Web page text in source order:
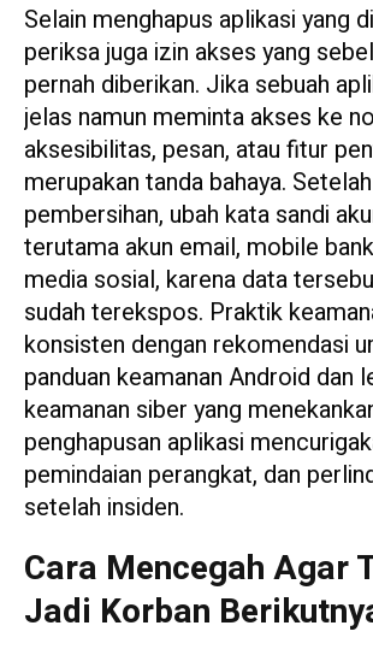
Selain menghapus aplikasi yang
periksa juga izin akses yang
pernah diberikan. Jika sebuah
jelas namun meminta akses ke
aksesibilitas, pesan, atau fitur
merupakan tanda bahaya. Setelah
pembersihan, ubah kata sandi
terutama akun email, mobile
media sosial, karena data
sudah terekspos. Praktik
konsisten dengan rekomendasi
panduan keamanan Android dan
keamanan siber yang
penghapusan aplikasi
pemindaian perangkat, dan
setelah insiden.
Cara Mencegah Agar
Jadi Korban